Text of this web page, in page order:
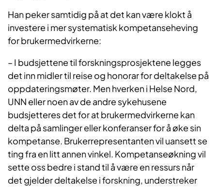
Han peker samtidig på at det kan være klokt å
investere i mer systematisk kompetanseheving
for brukermedvirkerne:
– I budsjettene til forskningsprosjektene legges
det inn midler til reise og honorar for deltakelse på
oppdateringsmøter. Men hverken i Helse Nord,
UNN eller noen av de andre sykehusene
budsjetteres det for at brukermedvirkerne kan
delta på samlinger eller konferanser for å øke sin
kompetanse. Brukerrepresentanten vil uansett se
ting fra en litt annen vinkel. Kompetanseøkning vil
sette oss bedre i stand til å være en ressurs når
det gjelder deltakelse i forskning, understreker